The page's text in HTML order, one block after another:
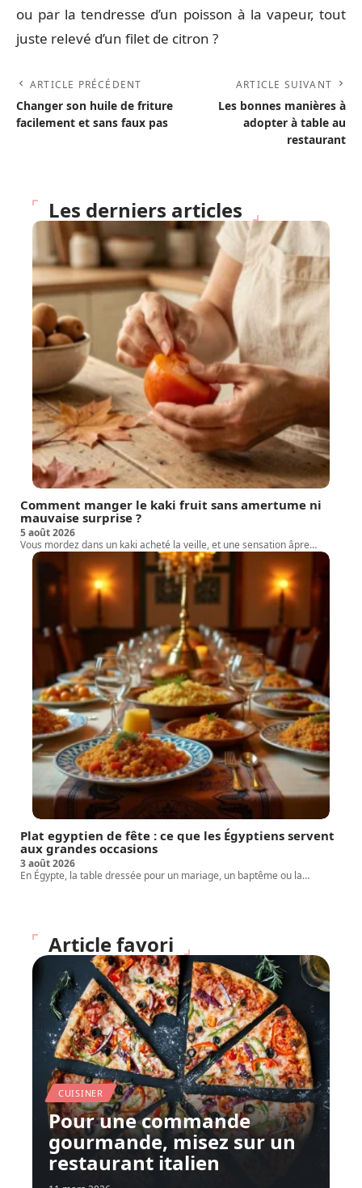
ou par la tendresse d’un poisson à la vapeur, tout
juste relevé d’un filet de citron ?
ARTICLE PRÉCÉDENT
Changer son huile de friture
facilement et sans faux pas
ARTICLE SUIVANT
Les bonnes manières à
adopter à table au
restaurant
Les derniers articles
Comment manger le kaki fruit sans amertume ni
mauvaise surprise ?
5 août 2026
Vous mordez dans un kaki acheté la veille, et une sensation âpre…
Plat egyptien de fête : ce que les Égyptiens servent
aux grandes occasions
3 août 2026
En Égypte, la table dressée pour un mariage, un baptême ou la…
Article favori
CUISINER
Pour une commande
gourmande, misez sur un
restaurant italien